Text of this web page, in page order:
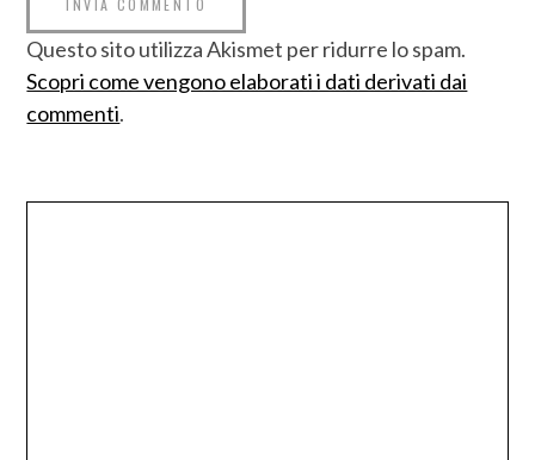
Questo sito utilizza Akismet per ridurre lo spam.
Scopri come vengono elaborati i dati derivati dai
commenti.